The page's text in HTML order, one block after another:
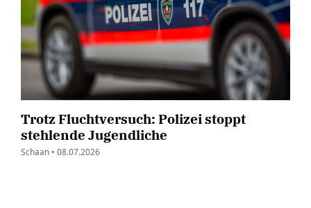
Trotz Fluchtversuch: Polizei stoppt
stehlende Jugendliche
Schaan • 08.07.2026